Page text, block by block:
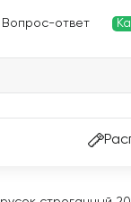
Вопрос-ответ